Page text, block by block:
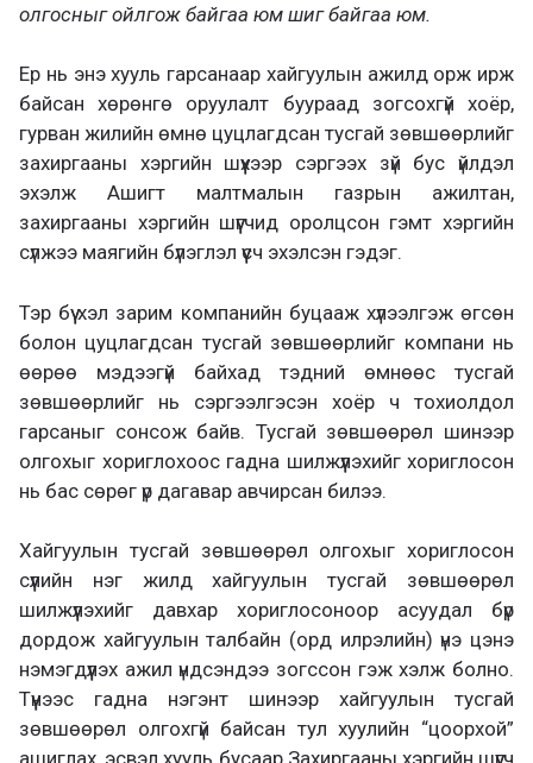
олгосныг ойлгож байгаа юм шиг байгаа юм.
Ер нь энэ хууль гарсанаар хайгуулын ажилд орж ирж
байсан хөрөнгө оруулалт буураад зогсохгүй хоёр,
гурван жилийн өмнө цуцлагдсан тусгай зөвшөөрлийг
захиргааны хэргийн шүүхээр сэргээх зүй бус үйлдэл
эхэлж Ашигт малтмалын газрын ажилтан,
захиргааны хэргийн шүүгчид оролцсон гэмт хэргийн
сүлжээ маягийн бүлэглэл үүсч эхэлсэн гэдэг.
Тэр бүү хэл зарим компанийн буцааж хүлээлгэж өгсөн
болон цуцлагдсан тусгай зөвшөөрлийг компани нь
өөрөө мэдээгүй байхад тэдний өмнөөс тусгай
зөвшөөрлийг нь сэргээлгэсэн хоёр ч тохиолдол
гарсаныг сонсож байв. Тусгай зөвшөөрөл шинээр
олгохыг хориглохоос гадна шилжүүлэхийг хориглосон
нь бас сөрөг үр дагавар авчирсан билээ.
Хайгуулын тусгай зөвшөөрөл олгохыг хориглосон
сүүлийн нэг жилд хайгуулын тусгай зөвшөөрөл
шилжүүлэхийг давхар хориглосоноор асуудал бүр
дордож хайгуулын талбайн (орд илрэлийн) үнэ цэнэ
нэмэгдүүлэх ажил үндсэндээ зогссон гэж хэлж болно.
Түүнээс гадна нэгэнт шинээр хайгуулын тусгай
зөвшөөрөл олгохгүй байсан тул хуулийн “цоорхой”